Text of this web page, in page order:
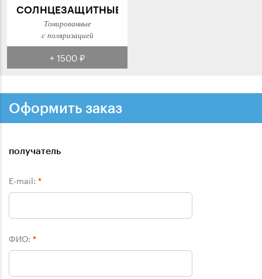
СОЛНЦЕЗАЩИТНЫЕ
Тонированные
с поляризацией
+ 1500 ₽
Оформить заказ
получатель
E-mail: *
ФИО: *